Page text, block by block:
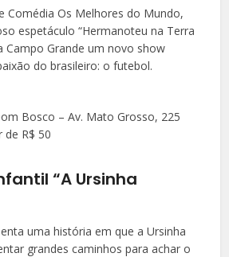
Comédia Os Melhores do Mundo,
espetáculo “Hermanoteu na Terra
Campo Grande um novo show
do brasileiro: o futebol.
Bosco – Av. Mato Grosso, 225
de R$ 50
“A Ursinha
uma história em que a Ursinha
grandes caminhos para achar o